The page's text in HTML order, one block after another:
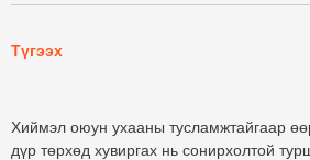
Түгээх
Хиймэл оюун ухааны тусламжтайгаар
дүр төрхөд хувиргах нь сонирхолтой